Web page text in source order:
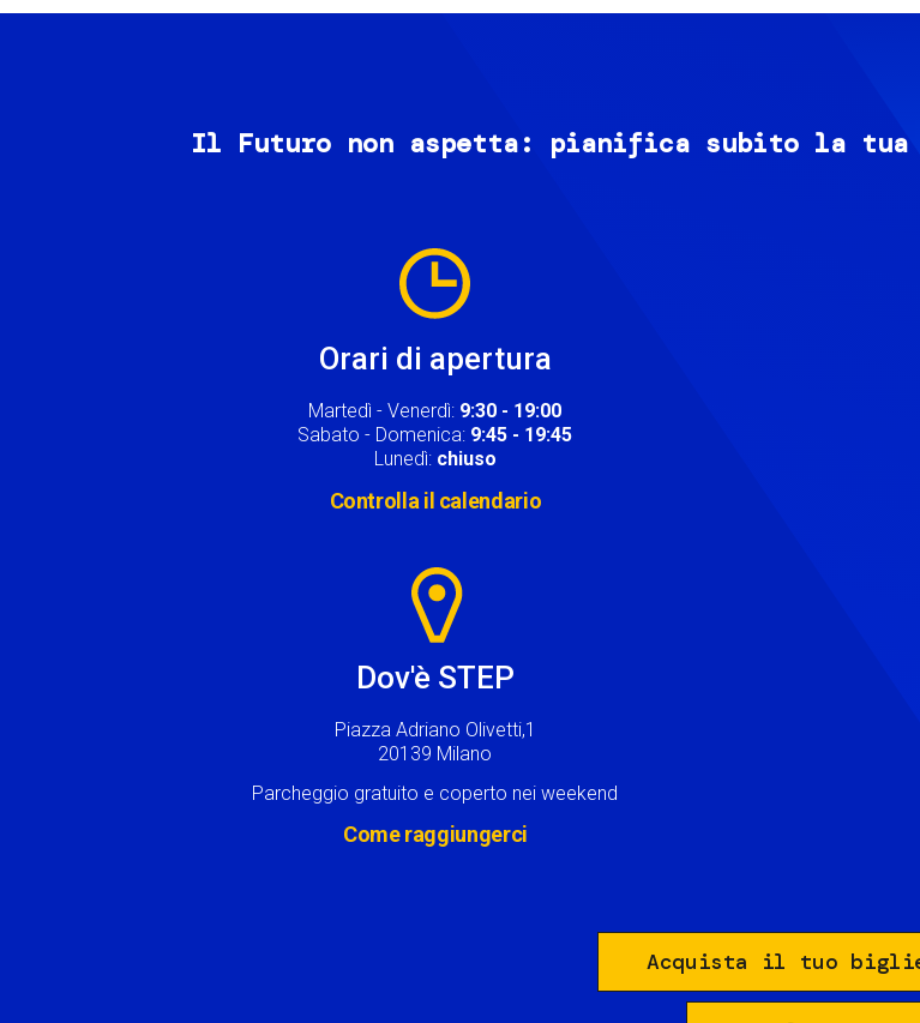
Il Futuro non aspetta: pianifica subito la tua
Orari di apertura
Martedì - Venerdì: 9:30 - 19:00
Sabato - Domenica: 9:45 - 19:45
Lunedì: chiuso
Controlla il calendario
Dov'è STEP
Piazza Adriano Olivetti,1
20139 Milano
Parcheggio gratuito e coperto nei weekend
Come raggiungerci
Acquista il tuo